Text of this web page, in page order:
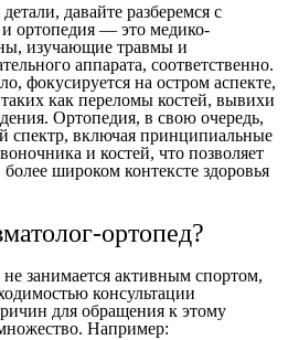
давайте разберемся с
ортопедия — это медико-
изучающие травмы и
аппарата, соответственно.
фокусируется на остром аспекте,
как переломы костей, вывихи
Ортопедия, в свою очередь,
спектр, включая принципиальные
и костей, что позволяет
широком контексте здоровья
ортопед?
занимается активным спортом,
консультации
для обращения к этому
Например: